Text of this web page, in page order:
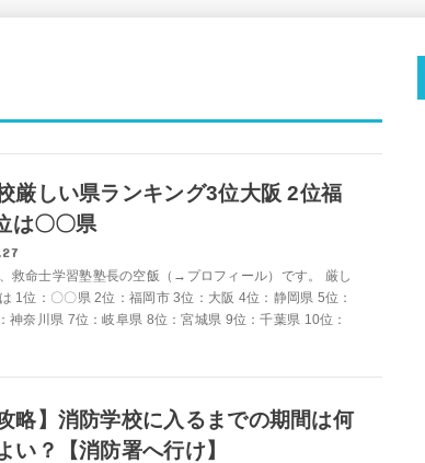
厳しい県ランキング3位大阪 2位福
は〇〇県
救命士学習塾塾長の空飯（→プロフィール）です。 厳し
1位：〇〇県 2位：福岡市 3位：大阪 4位：静岡県 5位：
神奈川県 7位：岐阜県 8位：宮城県 9位：千葉県 10位：
略】消防学校に入るまでの期間は何
い？【消防署へ行け】